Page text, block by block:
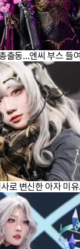
출동…엔씨 부스 들
로 변신한 아자 미